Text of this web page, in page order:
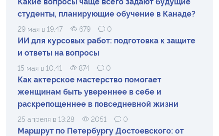
студенты, планирующие обучение в Канаде?
29 мая в 19:47 679 0
ИИ для курсовых работ: подготовка к защите
и ответы на вопросы
15 мая в 10:41 874 0
Как актерское мастерство помогает
женщинам быть увереннее в себе и
раскрепощеннее в повседневной жизни
25 апреля в 13:28 2051 0
Маршрут по Петербургу Достоевского: от